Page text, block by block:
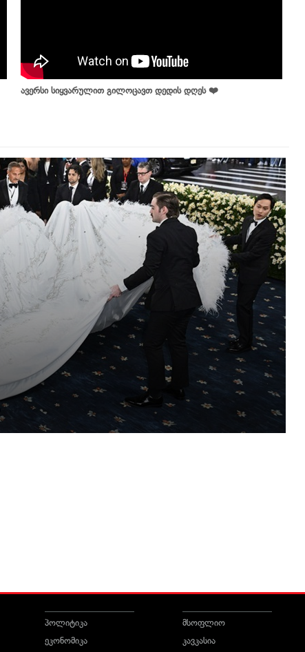
ავერსი სიყვარულით გილოცავთ დედის დღეს ❤️
პოლიტიკა
ეკონომიკა
მსოფლიო
კავკასია